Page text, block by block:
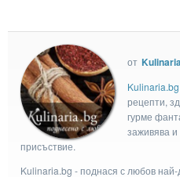
от
Kulinaria.bg
рецепти,
гурме
заживява
присъствие.
Kulinaria.bg - поднася с любов